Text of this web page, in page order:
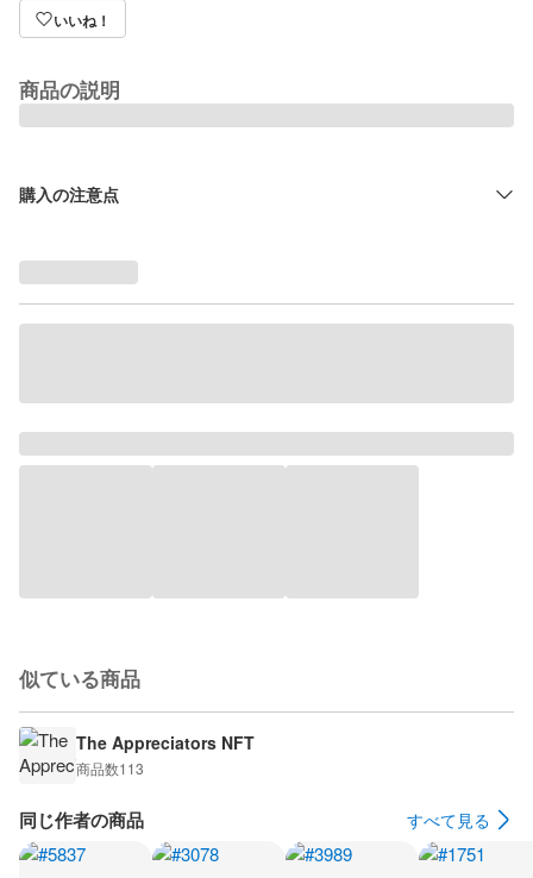
いいね！
商品の説明
購入の注意点
似ている商品
The Appreciators NFT
商品数113
同じ作者の商品 すべて見る